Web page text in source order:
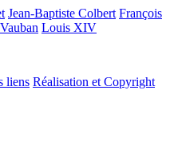
Jean-Baptiste Colbert François
Louis XIV
liens Réalisation et Copyright